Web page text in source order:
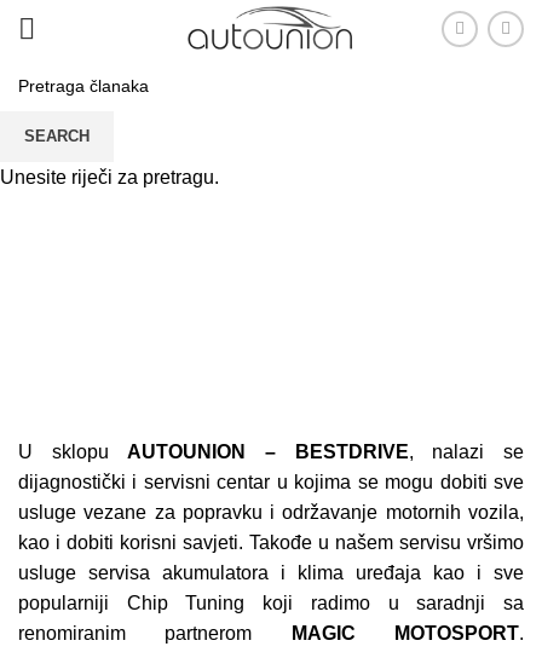
U sklopuAUTOUNION – BESTDRIVE, nalazi se
dijagnostički i servisni centar u kojima se mogu dobiti sve
usluge vezane za popravku i održavanje motornih vozila,
kao i dobiti korisni savjeti. Takođe u našem servisu vršimo
usluge servisa akumulatora i klima uređaja kao i sve
popularniji Chip Tuning koji radimo u saradnji sa
renomiranim partnerom
MAGIC MOTOSPORT.
SEARCH
Unesite riječi za pretragu.